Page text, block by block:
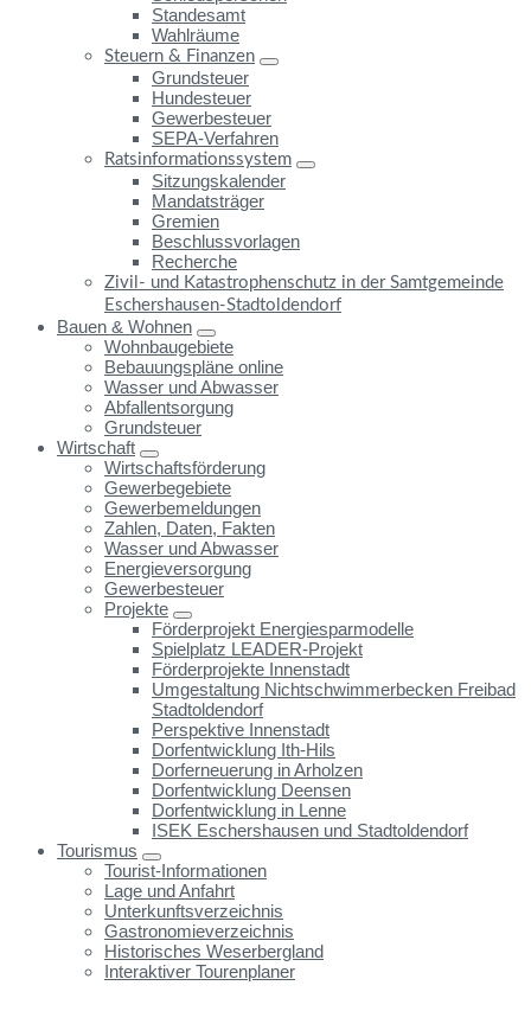
Standesamt
Wahlräume
Steuern & Finanzen
Grundsteuer
Hundesteuer
Gewerbesteuer
SEPA-Verfahren
Ratsinformationssystem
Sitzungskalender
Mandatsträger
Gremien
Beschlussvorlagen
Recherche
Zivil- und Katastrophenschutz in der Samtgemeinde
Eschershausen-Stadtoldendorf
Bauen & Wohnen
Wohnbaugebiete
Bebauungspläne online
Wasser und Abwasser
Abfallentsorgung
Grundsteuer
Wirtschaft
Wirtschaftsförderung
Gewerbegebiete
Gewerbemeldungen
Zahlen, Daten, Fakten
Wasser und Abwasser
Energieversorgung
Gewerbesteuer
Projekte
Förderprojekt Energiesparmodelle
Spielplatz LEADER-Projekt
Förderprojekte Innenstadt
Umgestaltung Nichtschwimmerbecken Freibad
Stadtoldendorf
Perspektive Innenstadt
Dorfentwicklung Ith-Hils
Dorferneuerung in Arholzen
Dorfentwicklung Deensen
Dorfentwicklung in Lenne
ISEK Eschershausen und Stadtoldendorf
Tourismus
Tourist-Informationen
Lage und Anfahrt
Unterkunftsverzeichnis
Gastronomieverzeichnis
Historisches Weserbergland
Interaktiver Tourenplaner